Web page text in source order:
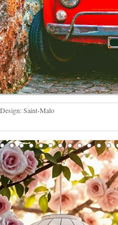
Design: Saint-Malo